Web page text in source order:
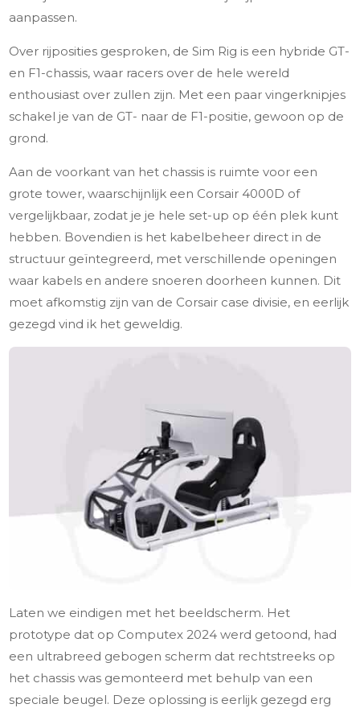
aanpassen.
Over rijposities gesproken, de Sim Rig is een hybride GT-
en F1-chassis, waar racers over de hele wereld
enthousiast over zullen zijn. Met een paar vingerknipjes
schakel je van de GT- naar de F1-positie, gewoon op de
grond.
Aan de voorkant van het chassis is ruimte voor een
grote tower, waarschijnlijk een Corsair 4000D of
vergelijkbaar, zodat je je hele set-up op één plek kunt
hebben. Bovendien is het kabelbeheer direct in de
structuur geïntegreerd, met verschillende openingen
waar kabels en andere snoeren doorheen kunnen. Dit
moet afkomstig zijn van de Corsair case divisie, en eerlijk
gezegd vind ik het geweldig.
Laten we eindigen met het beeldscherm. Het
prototype dat op Computex 2024 werd getoond, had
een ultrabreed gebogen scherm dat rechtstreeks op
het chassis was gemonteerd met behulp van een
speciale beugel. Deze oplossing is eerlijk gezegd erg